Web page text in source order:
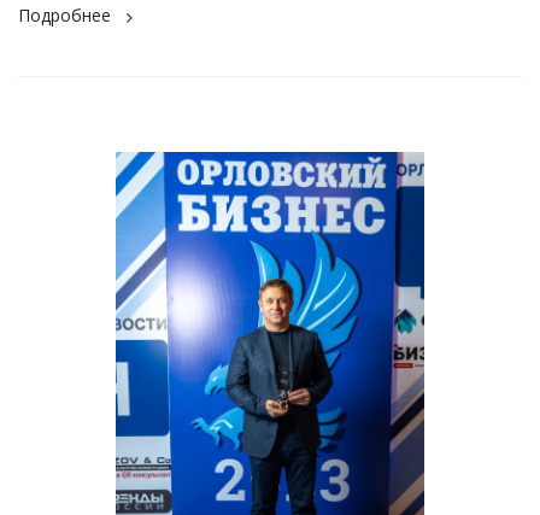
Подробнее